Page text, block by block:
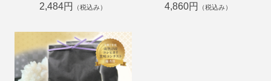
2,484円
（税込み）
4,860円
（税込み）